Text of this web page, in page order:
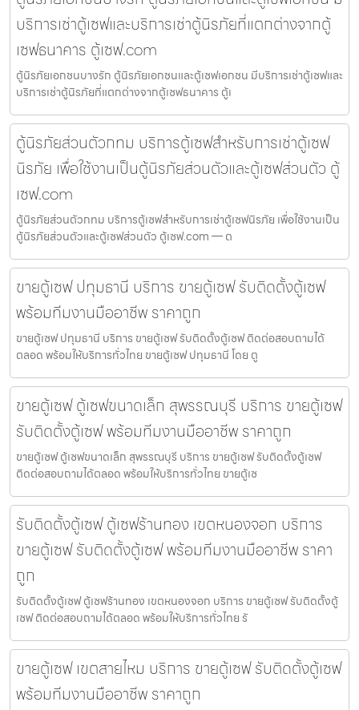
บริการเช่าตู้เซฟและบริการเช่าตู้นิรภัยที่แตกต่างจากตู้
เซฟธนาคาร ตู้เซฟ.com
ตู้นิรภัยเอกชนบางรัก ตู้นิรภัยเอกชนและตู้เซฟเอกชน มีบริการเช่าตู้เซฟและ
บริการเช่าตู้นิรภัยที่แตกต่างจากตู้เซฟธนาคาร ตู้เ
ตู้นิรภัยส่วนตัวกทม บริการตู้เซฟสำหรับการเช่าตู้เซฟ
นิรภัย เพื่อใช้งานเป็นตู้นิรภัยส่วนตัวและตู้เซฟส่วนตัว ตู้
เซฟ.com
ตู้นิรภัยส่วนตัวกทม บริการตู้เซฟสำหรับการเช่าตู้เซฟนิรภัย เพื่อใช้งานเป็น
ตู้นิรภัยส่วนตัวและตู้เซฟส่วนตัว ตู้เซฟ.com — ต
ขายตู้เซฟ ปทุมธานี บริการ ขายตู้เซฟ รับติดตั้งตู้เซฟ
พร้อมทีมงานมืออาชีพ ราคาถูก
ขายตู้เซฟ ปทุมธานี บริการ ขายตู้เซฟ รับติดตั้งตู้เซฟ ติดต่อสอบถามได้
ตลอด พร้อมให้บริการทั่วไทย ขายตู้เซฟ ปทุมธานี โดย ตู
ขายตู้เซฟ ตู้เซฟขนาดเล็ก สุพรรณบุรี บริการ ขายตู้เซฟ
รับติดตั้งตู้เซฟ พร้อมทีมงานมืออาชีพ ราคาถูก
ขายตู้เซฟ ตู้เซฟขนาดเล็ก สุพรรณบุรี บริการ ขายตู้เซฟ รับติดตั้งตู้เซฟ
ติดต่อสอบถามได้ตลอด พร้อมให้บริการทั่วไทย ขายตู้เซ
รับติดตั้งตู้เซฟ ตู้เซฟร้านทอง เขตหนองจอก บริการ
ขายตู้เซฟ รับติดตั้งตู้เซฟ พร้อมทีมงานมืออาชีพ ราคา
ถูก
รับติดตั้งตู้เซฟ ตู้เซฟร้านทอง เขตหนองจอก บริการ ขายตู้เซฟ รับติดตั้งตู้
เซฟ ติดต่อสอบถามได้ตลอด พร้อมให้บริการทั่วไทย รั
ขายตู้เซฟ เขตสายไหม บริการ ขายตู้เซฟ รับติดตั้งตู้เซฟ
พร้อมทีมงานมืออาชีพ ราคาถูก